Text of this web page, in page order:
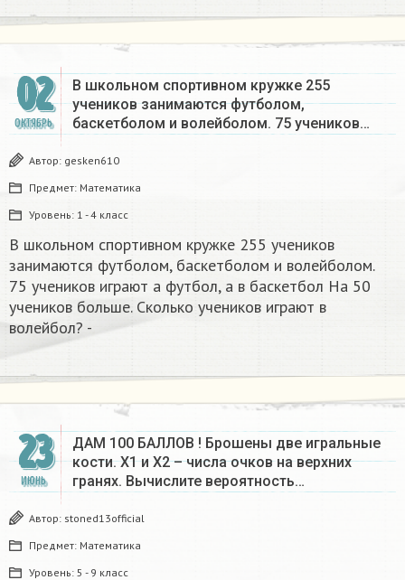
02
ОКТЯБРЬ
В школьном спортивном кружке 255
учеников занимаются футболом,
баскетболом и волейболом. 75 учеников…
Автор: gesken610
Предмет: Математика
Уровень: 1 - 4 класс
В школьном спортивном кружке 255 учеников
занимаются футболом, баскетболом и волейболом.
75 учеников играют а футбол, а в баскетбол На 50
учеников больше. Сколько учеников играют в
волейбол? -​
23
ИЮНЬ
ДАМ 100 БАЛЛОВ ! Брошены две игральные
кости. Х1 и Х2 – числа очков на верхних
гранях. Вычислите вероятность…
Автор: stoned13official
Предмет: Математика
Уровень: 5 - 9 класс